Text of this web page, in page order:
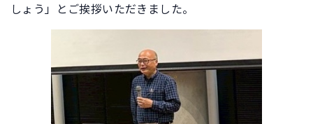
しょう」とご挨拶いただきました。